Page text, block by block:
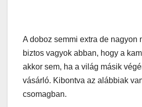
A doboz semmi extra de nagyon
biztos vagyok abban, hogy a
akkor sem, ha a világ másik
vásárló. Kibontva az alábbiak
csomagban.